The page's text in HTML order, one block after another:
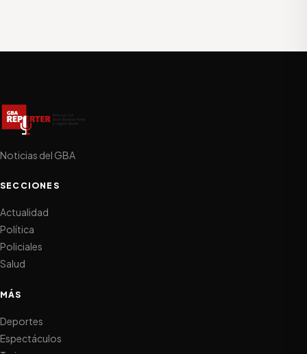
Noticias del GBA
SECCIONES
Actualidad
Política
Policiales
Salud
MÁS
Deportes
Espectáculos